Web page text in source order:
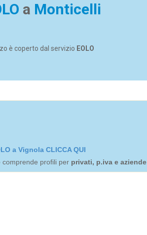
a Monticelli
è coperto dal servizio EOLO
a Vignola CLICCA QUI
comprende profili per privati, p.iva e aziende